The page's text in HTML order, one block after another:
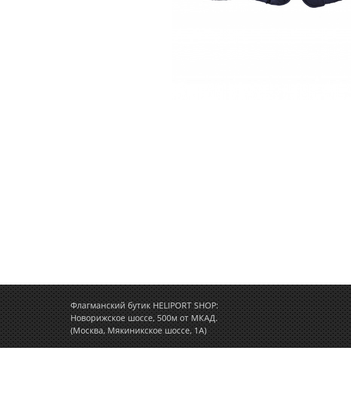
Флагманский бутик HELIPORT SHOP:
Новорижское шоссе, 500м от МКАД.
(Москва, Мякиникское шоссе, 1А)